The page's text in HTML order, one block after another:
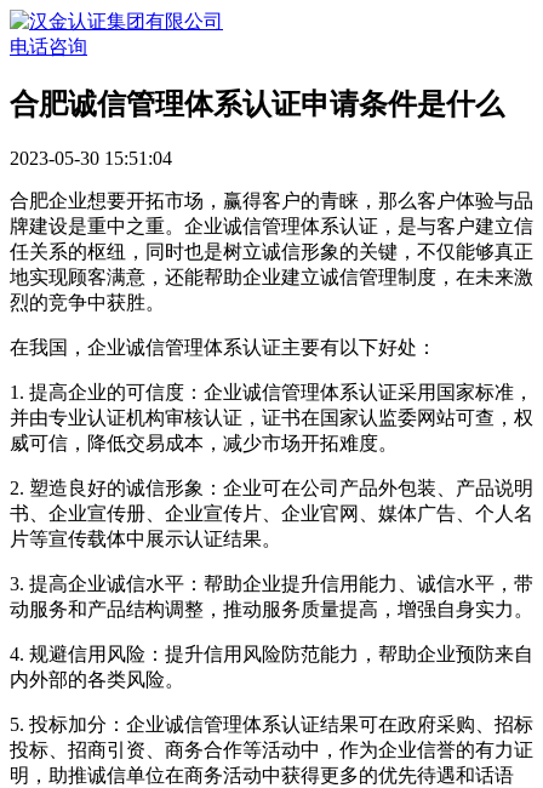
电话咨询
合肥诚信管理体系认证申请条件是什么
2023-05-30 15:51:04
合肥企业想要开拓市场，赢得客户的青睐，那么客户体验与品
牌建设是重中之重。企业诚信管理体系认证，是与客户建立信
任关系的枢纽，同时也是树立诚信形象的关键，不仅能够真正
地实现顾客满意，还能帮助企业建立诚信管理制度，在未来激
烈的竞争中获胜。
在我国，企业诚信管理体系认证主要有以下好处：
1. 提高企业的可信度：企业诚信管理体系认证采用国家标准，
并由专业认证机构审核认证，证书在国家认监委网站可查，权
威可信，降低交易成本，减少市场开拓难度。
2. 塑造良好的诚信形象：企业可在公司产品外包装、产品说明
书、企业宣传册、企业宣传片、企业官网、媒体广告、个人名
片等宣传载体中展示认证结果。
3. 提高企业诚信水平：帮助企业提升信用能力、诚信水平，带
动服务和产品结构调整，推动服务质量提高，增强自身实力。
4. 规避信用风险：提升信用风险防范能力，帮助企业预防来自
内外部的各类风险。
5. 投标加分：企业诚信管理体系认证结果可在政府采购、招标
投标、招商引资、商务合作等活动中，作为企业信誉的有力证
明，助推诚信单位在商务活动中获得更多的优先待遇和话语